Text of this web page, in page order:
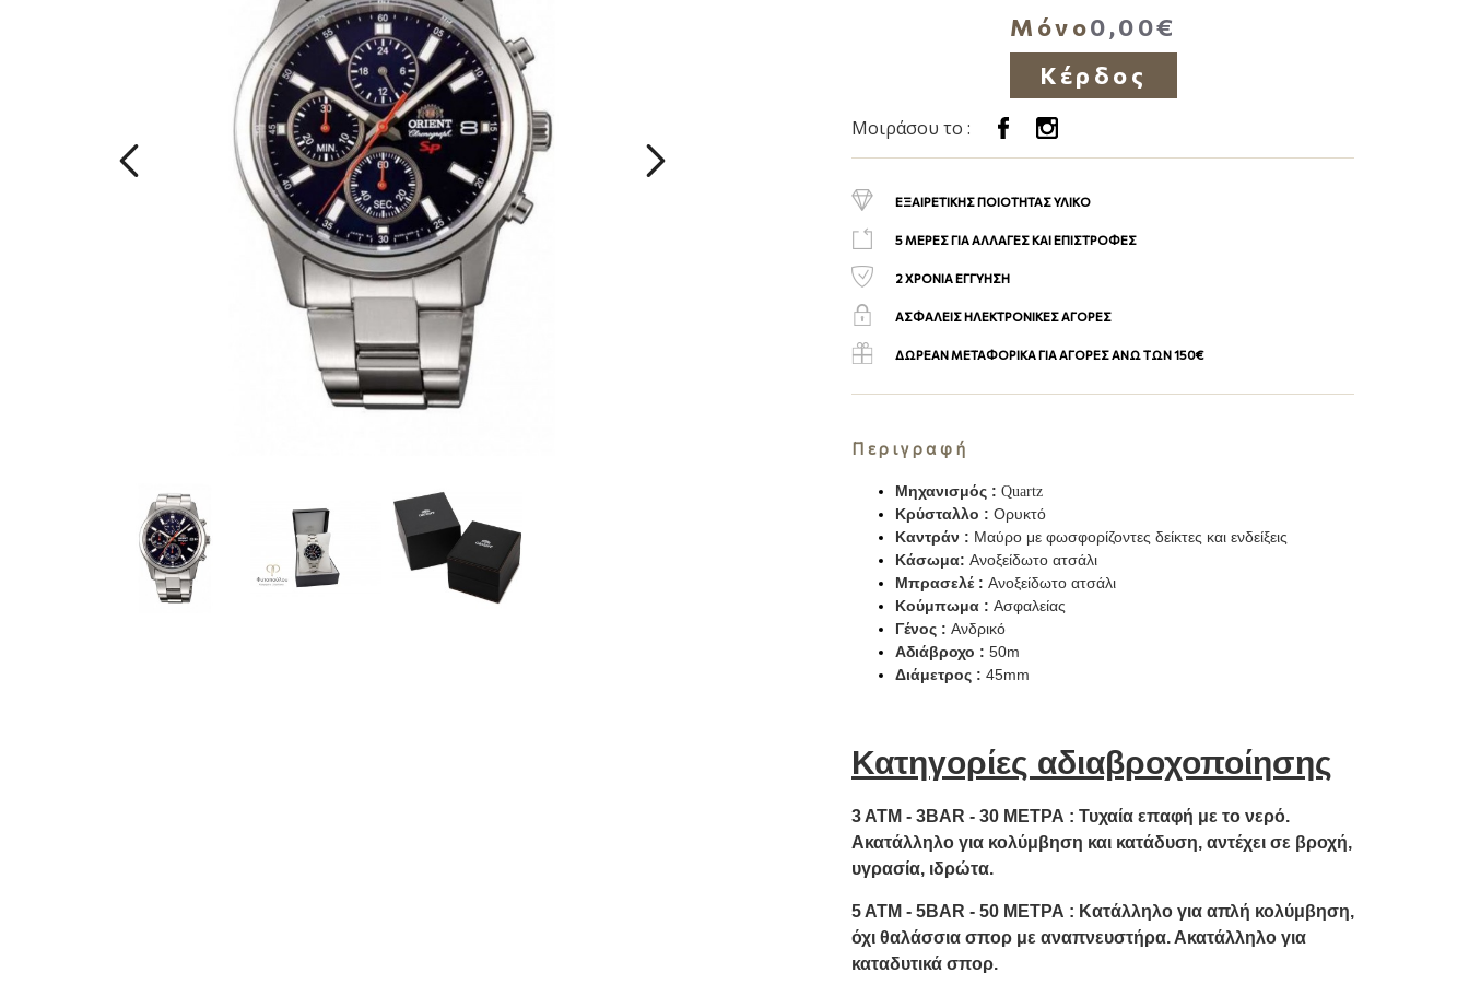
Μόνο0,00€
Κέρδος
Μοιράσου το :
ΕΞΑΙΡΕΤΙΚΗΣ ΠΟΙΟΤΗΤΑΣ ΥΛΙΚΟ
5 ΜΕΡΕΣ ΓΙΑ ΑΛΛΑΓΕΣ ΚΑΙ ΕΠΙΣΤΡΟΦΕΣ
2 ΧΡΟΝΙΑ ΕΓΓΥΗΣΗ
ΑΣΦΑΛΕΙΣ ΗΛΕΚΤΡΟΝΙΚΕΣ ΑΓΟΡΕΣ
ΔΩΡΕΑΝ ΜΕΤΑΦΟΡΙΚΑ ΓΙΑ ΑΓΟΡΕΣ ΑΝΩ ΤΩΝ 150€
Περιγραφή
Μηχανισμός : Quartz
Κρύσταλλο : Ορυκτό
Καντράν : Μαύρο με φωσφορίζοντες δείκτες και ενδείξεις
Κάσωμα: Ανοξείδωτο ατσάλι
Μπρασελέ : Ανοξείδωτο ατσάλι
Κούμπωμα : Ασφαλείας
Γένος : Ανδρικό
Αδιάβροχο : 50m
Διάμετρος : 45mm
Κατηγορίες αδιαβροχοποίησης
3 ΑΤΜ - 3BAR - 30 ΜΕΤΡΑ : Τυχαία επαφή με το νερό.
Ακατάλληλο για κολύμβηση και κατάδυση, αντέχει σε βροχή,
υγρασία, ιδρώτα.
5 ΑΤΜ - 5BAR - 50 ΜΕΤΡΑ : Κατάλληλο για απλή κολύμβηση,
όχι θαλάσσια σπορ με αναπνευστήρα. Ακατάλληλο για
καταδυτικά σπορ.